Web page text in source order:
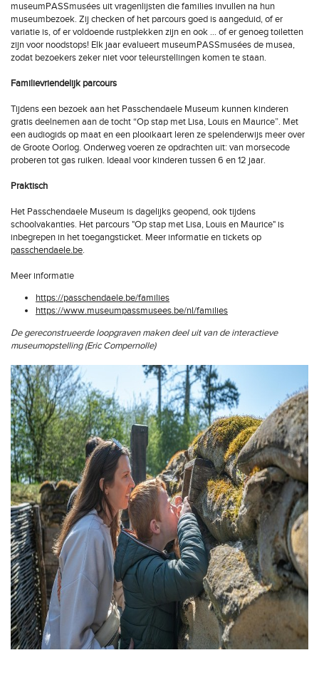
museumPASSmusées uit vragenlijsten die families invullen na hun
museumbezoek. Zij checken of het parcours goed is aangeduid, of er
variatie is, of er voldoende rustplekken zijn en ook … of er genoeg toiletten
zijn voor noodstops! Elk jaar evalueert museumPASSmusées de musea,
zodat bezoekers zeker niet voor teleurstellingen komen te staan.
Familievriendelijk parcours
Tijdens een bezoek aan het Passchendaele Museum kunnen kinderen
gratis deelnemen aan de tocht “Op stap met Lisa, Louis en Maurice”. Met
een audiogids op maat en een plooikaart leren ze spelenderwijs meer over
de Groote Oorlog. Onderweg voeren ze opdrachten uit: van morsecode
proberen tot gas ruiken. Ideaal voor kinderen tussen 6 en 12 jaar.
Praktisch
Het Passchendaele Museum is dagelijks geopend, ook tijdens
schoolvakanties. Het parcours "Op stap met Lisa, Louis en Maurice" is
inbegrepen in het toegangsticket. Meer informatie en tickets op
passchendaele.be.
Meer informatie
https://passchendaele.be/families
https://www.museumpassmusees.be/nl/families
De gereconstrueerde loopgraven maken deel uit van de interactieve
museumopstelling (Eric Compernolle)